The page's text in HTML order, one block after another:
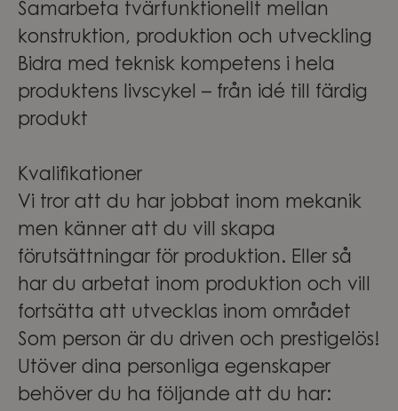
Samarbeta tvärfunktionellt mellan
konstruktion, produktion och utveckling
Bidra med teknisk kompetens i hela
produktens livscykel – från idé till färdig
produkt
Kvalifikationer
Vi tror att du har jobbat inom mekanik
men känner att du vill skapa
förutsättningar för produktion. Eller så
har du arbetat inom produktion och vill
fortsätta att utvecklas inom området
Som person är du driven och prestigelös!
Utöver dina personliga egenskaper
behöver du ha följande att du har: